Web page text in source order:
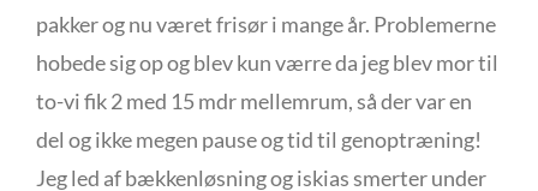
pakker og nu været frisør i mange år. Problemerne
hobede sig op og blev kun værre da jeg blev mor til
to-vi fik 2 med 15 mdr mellemrum, så der var en
del og ikke megen pause og tid til genoptræning!
Jeg led af bækkenløsning og iskias smerter under